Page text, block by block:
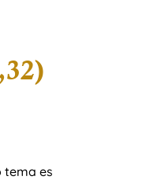
tema es